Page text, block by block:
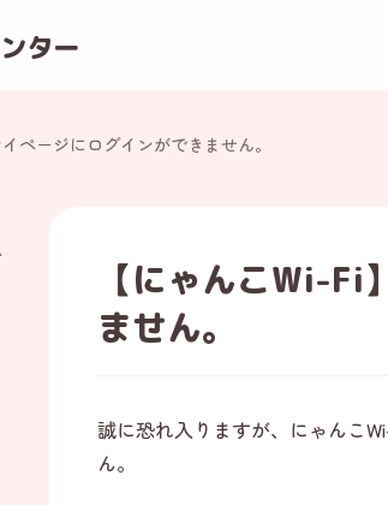
ター
ページにログインができません。
【にゃんこWi-Fi
ません。
誠に恐れ入りますが、にゃんこ
ん。